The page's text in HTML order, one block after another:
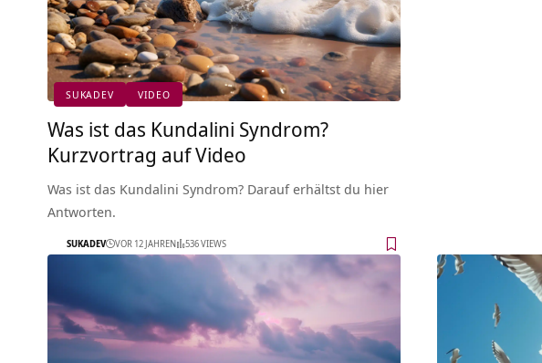
SUKADEV VIDEO
Was ist das Kundalini Syndrom?
Kurzvortrag auf Video
Was ist das Kundalini Syndrom? Darauf erhältst du hier
Antworten.
SUKADEV VOR 12 JAHREN 536 VIEWS